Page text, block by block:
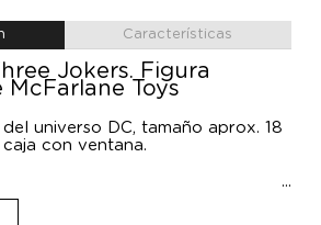
Características
Jokers. Figura
Toys
universo DC, tamaño aprox. 18
con ventana.